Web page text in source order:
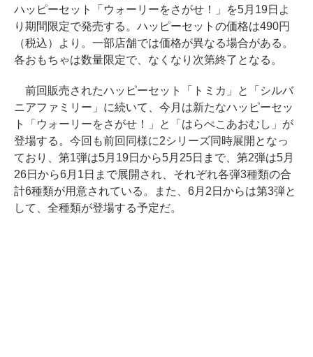
ハッピーセット「ウォーリーをさがせ！」を5月19日よ
り期間限定で発売する。ハッピーセットの価格は490円
（税込）より。一部店舗では価格が異なる場合がある。
各おもちゃは数量限定で、なくなり次第終了となる。
前回販売されたハッピーセット「トミカ」と「シルバ
ニアファミリー」に続いて、今月は新たなハッピーセッ
ト「ウォーリーをさがせ！」と「はらぺこあおむし」が
登場する。今回も前回同様に2シリーズ同時展開となっ
ており、第1弾は5月19日から5月25日まで、第2弾は5月
26日から6月1日まで展開され、それぞれ各弾3種類の合
計6種類が用意されている。また、6月2日からは第3弾と
して、全種類が登場する予定だ。